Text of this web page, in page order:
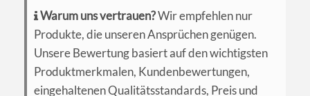
Warum uns vertrauen?Wir empfehlen nur
Produkte, die unseren Ansprüchen genügen.
Unsere Bewertung basiert auf den wichtigsten
Produktmerkmalen, Kundenbewertungen,
eingehaltenen Qualitätsstandards, Preis und